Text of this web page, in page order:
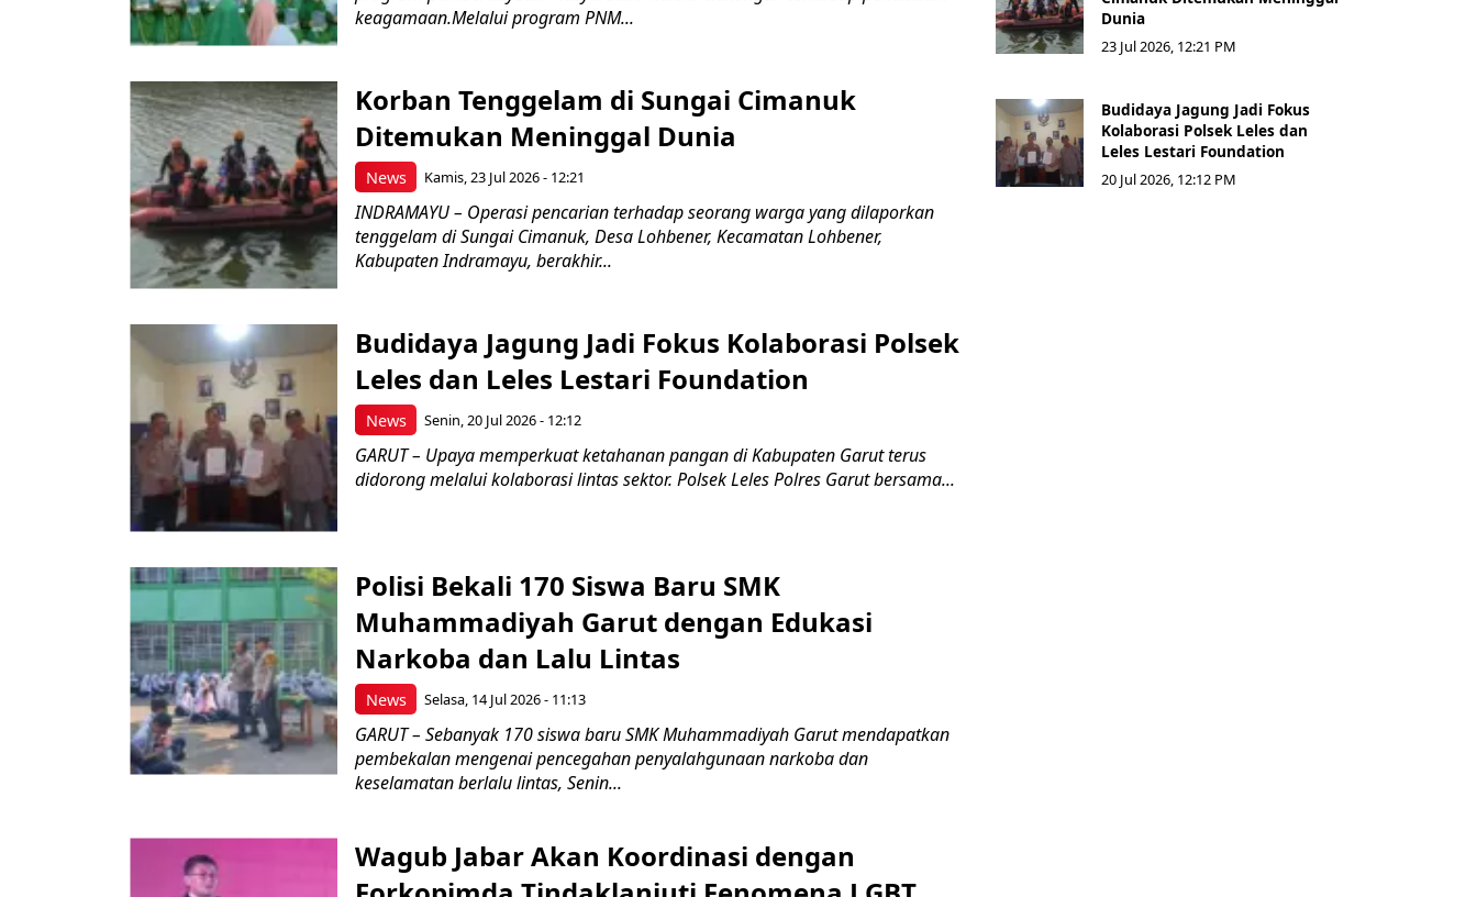
keagamaan.Melalui program PNM...
News
Korban Tenggelam di Sungai Cimanuk
Ditemukan Meninggal Dunia
Kamis, 23 Jul 2026 - 12:21
INDRAMAYU – Operasi pencarian terhadap seorang warga yang dilaporkan
tenggelam di Sungai Cimanuk, Desa Lohbener, Kecamatan Lohbener,
Kabupaten Indramayu, berakhir...
News
Budidaya Jagung Jadi Fokus Kolaborasi Polsek
Leles dan Leles Lestari Foundation
Senin, 20 Jul 2026 - 12:12
GARUT – Upaya memperkuat ketahanan pangan di Kabupaten Garut terus
didorong melalui kolaborasi lintas sektor. Polsek Leles Polres Garut bersama...
News
Polisi Bekali 170 Siswa Baru SMK
Muhammadiyah Garut dengan Edukasi
Narkoba dan Lalu Lintas
Selasa, 14 Jul 2026 - 11:13
GARUT – Sebanyak 170 siswa baru SMK Muhammadiyah Garut mendapatkan
pembekalan mengenai pencegahan penyalahgunaan narkoba dan
keselamatan berlalu lintas, Senin...
Wagub Jabar Akan Koordinasi dengan
Dunia
23 Jul 2026, 12:21 PM
Budidaya Jagung Jadi Fokus
Kolaborasi Polsek Leles dan
Leles Lestari Foundation
20 Jul 2026, 12:12 PM